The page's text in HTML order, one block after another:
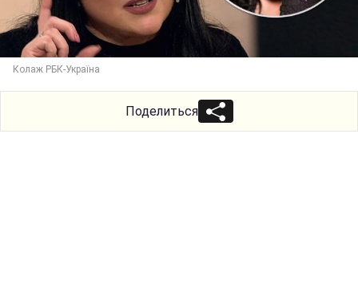
Колаж РБК-Україна
Поделиться